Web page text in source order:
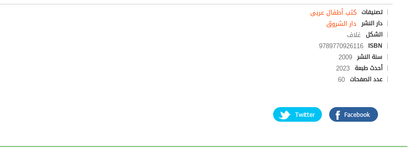
تصنيفات كتب أطفال عربى
دار النشر دار الشروق
الشكل غلاف
ISBN
9789770926116
سنة النشر 2009
أحدث طبعة 2023
عدد الصفحات 60